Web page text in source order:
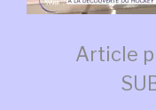
LireArticle